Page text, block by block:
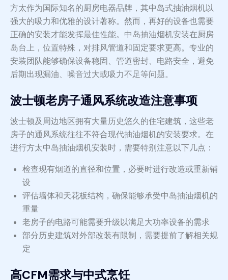
方太作为国际知名的厨房电器品牌，其中岛式抽油烟机以
强大的吸力和优雅的设计著称。然而，再好的设备也需要
正确的安装才能发挥最佳性能。中岛抽油烟机安装在厨房
岛台上，位置特殊，对排风管道和固定要求更高。专业的
安装团队能够确保设备稳固、管道密封、电路安全，避免
后期出现漏油、噪音过大或吸力不足等问题。
波士顿老房子通风系统改造注意事项
波士顿及周边地区拥有大量历史悠久的住宅建筑，这些老
房子的通风系统往往不符合现代抽油烟机的安装要求。在
进行方太中岛抽油烟机安装时，需要特别注意以下几点：
检查现有烟道的直径和位置，必要时进行改造或重新铺
设
评估墙体和天花板结构，确保能够承受中岛抽油烟机的
重量
老房子的电路可能需要升级以满足大功率设备的需求
部分历史建筑对外部改装有限制，需要提前了解相关规
定
高CFM需求与中式烹饪